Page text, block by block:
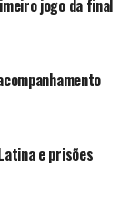
pobres
do Rio
da lei de
jogo da final
e prisões